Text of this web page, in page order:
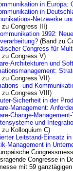
in Europa:
in
Netzwerke
zu Congress III)
1992:
(Band zu
Congress für
zu Congress V)
Architekturen und
zu Congress VII)
und
zu Congress VIII)
Sicherheit in der
Management:
Change-
und
zu Kolloquium C)
Leitstand-Einsatz
Management in
Congresse in
mit 59